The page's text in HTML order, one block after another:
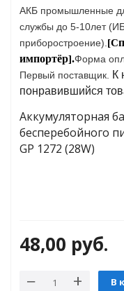
для
промышленности
АКБ промышленные
службы до 5-10лет
приборостроение). [С
импортёр].Форма
Первый поставщик.
К
понравившийся
Аккумуляторная
бесперебойного
GP 1272 (28W)
48,00 руб.
В